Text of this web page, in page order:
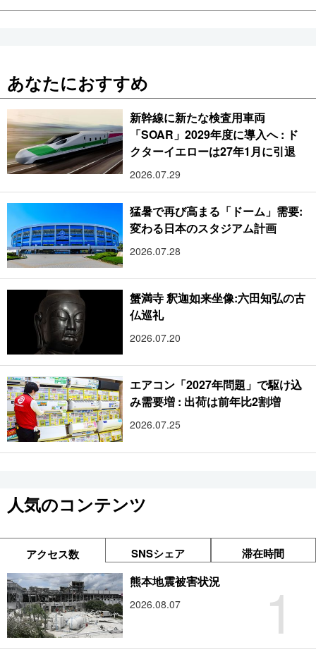
あなたにおすすめ
新幹線に新たな検査用車両
「SOAR」2029年度に導入へ : ド
クターイエローは27年1月に引退
2026.07.29
猛暑で再び高まる「ドーム」需要:
変わる日本のスタジアム計画
2026.07.28
蟹満寺 釈迦如来坐像:六田知弘の古
仏巡礼
2026.07.20
エアコン「2027年問題」で駆け込
み需要増 : 出荷は前年比2割増
2026.07.25
人気のコンテンツ
アクセス数 SNSシェア 滞在時間
1
熊本地震被害状況
2026.08.07